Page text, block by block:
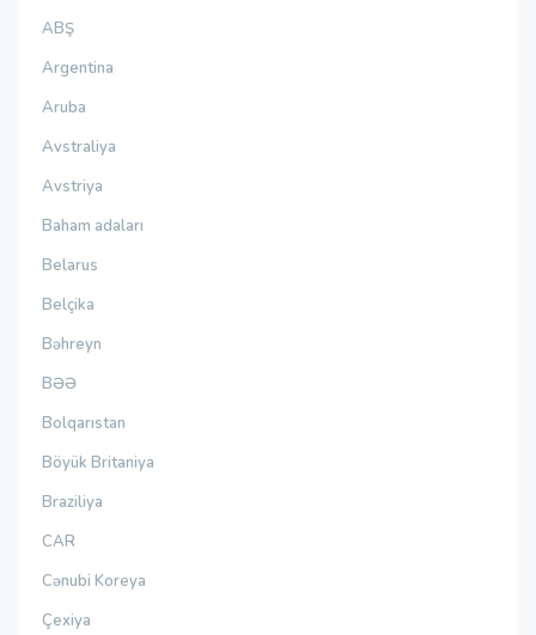
ABŞ
Argentina
Aruba
Avstraliya
Avstriya
Baham adaları
Belarus
Belçika
Bəhreyn
BƏƏ
Bolqarıstan
Böyük Britaniya
Braziliya
CAR
Cənubi Koreya
Çexiya